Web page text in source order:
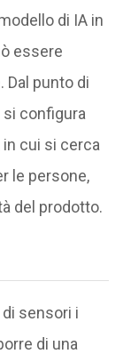
di IA in
essere
punto di
configura
cui si cerca
le persone,
del prodotto.
sensori i
di una